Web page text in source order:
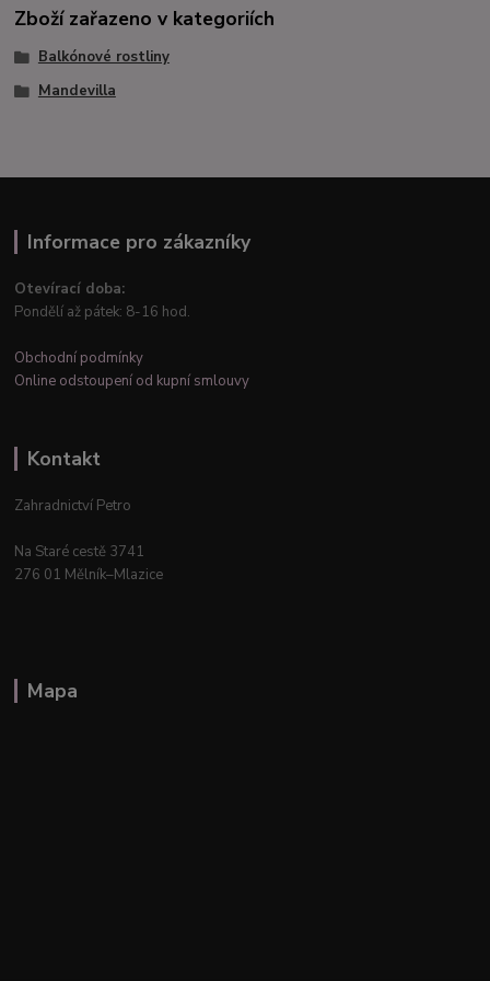
Zboží zařazeno v kategoriích
Balkónové rostliny
Mandevilla
Informace pro zákazníky
Otevírací doba:
Pondělí až pátek: 8-16 hod.
Obchodní podmínky
Online odstoupení od kupní smlouvy
Kontakt
Zahradnictví Petro
Na Staré cestě 3741
276 01 Mělník–Mlazice
Mapa